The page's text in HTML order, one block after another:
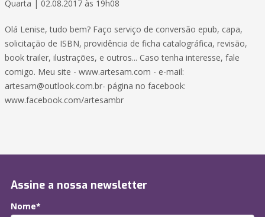
Quarta | 02.08.2017 às 19h08
Olá Lenise, tudo bem? Faço serviço de conversão epub, capa,
solicitação de ISBN, providência de ficha catalográfica, revisão,
book trailer, ilustrações, e outros... Caso tenha interesse, fale
comigo. Meu site - www.artesam.com - e-mail:
artesam@outlook.com.br- página no facebook:
www.facebook.com/artesambr
Assine a nossa newsletter
Nome*